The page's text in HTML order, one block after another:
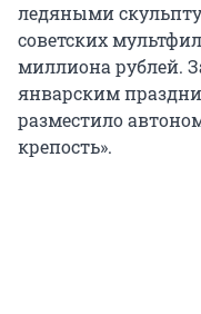
ледяными
советских
миллиона рублей.
январским
разместило
крепость».